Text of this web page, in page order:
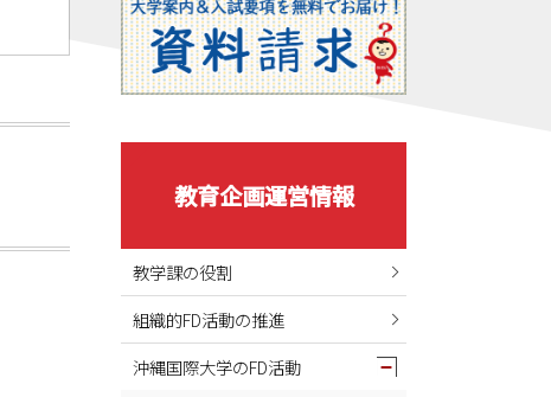
教育企画運営情報
教学課の役割
組織的FD活動の推進
沖縄国際大学のFD活動